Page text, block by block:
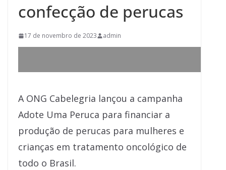
confecção de perucas
17 de novembro de 2023 admin
A ONG Cabelegria lançou a campanha
Adote Uma Peruca para financiar a
produção de perucas para mulheres e
crianças em tratamento oncológico de
todo o Brasil.